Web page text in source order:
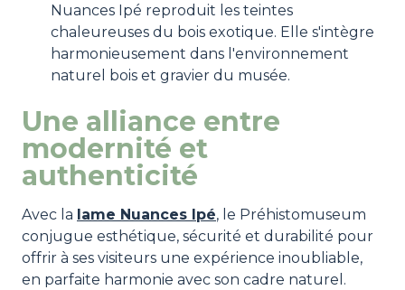
Nuances Ipé reproduit les teintes
chaleureuses du bois exotique. Elle s'intègre
harmonieusement dans l'environnement
naturel bois et gravier du musée.
Une alliance entre
modernité et
authenticité
Avec la lame Nuances Ipé, le Préhistomuseum
conjugue esthétique, sécurité et durabilité pour
offrir à ses visiteurs une expérience inoubliable,
en parfaite harmonie avec son cadre naturel.